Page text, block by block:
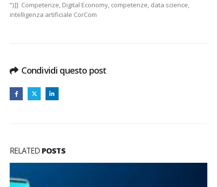
BORSE
“}]] Competenze, Digital Economy, competenze, data science,
intelligenza artificiale CorCom
Condividi questo post
RELATED POSTS